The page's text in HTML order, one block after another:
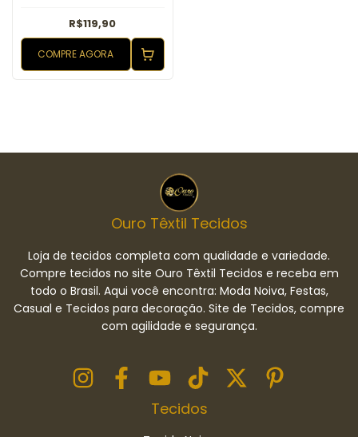
R$119,90
COMPRE AGORA
Ouro Têxtil Tecidos
Loja de tecidos completa com qualidade e variedade.
Compre tecidos no site Ouro Têxtil Tecidos e receba em
todo o Brasil. Aqui você encontra: Moda Noiva, Festas,
Casual e Tecidos para decoração. Site de Tecidos, compre
com agilidade e segurança.
Tecidos